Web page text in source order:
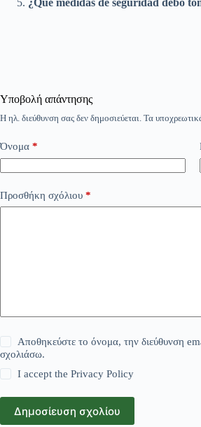
¿Qué medidas de seguridad debo
Υποβολή απάντησης
Η ηλ. διεύθυνση σας δεν δημοσιεύεται. Τα
Όνομα *
Προσθήκη σχόλιου *
Αποθηκεύστε το όνομα, την διεύθυνση
σχολιάσω.
I accept thePrivacy Policy
Δημοσίευση σχολίου